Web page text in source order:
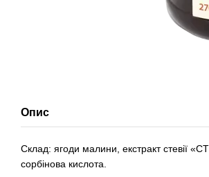
Опис
Склад: ягоди малини, екстракт стевії
сорбінова кислота.